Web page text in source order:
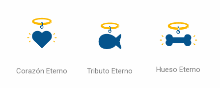
Corazón Eterno Tributo Eterno Hueso Eterno